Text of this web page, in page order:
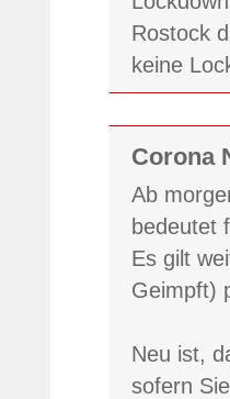
Rostock
keine
Corona
Ab
bedeutet
Es gilt
Geimpft)
Neu ist,
sofern